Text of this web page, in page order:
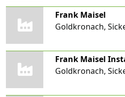
Frank Maisel
Goldkronach,
Frank Maisel
Goldkronach,